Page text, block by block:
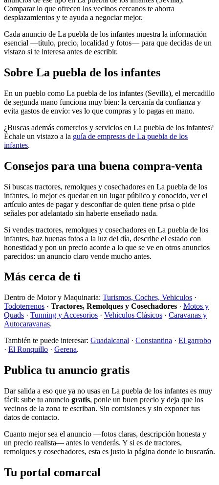
Comparar lo que ofrecen los vecinos cercanos te ahorra
desplazamientos y te ayuda a negociar mejor.
Cada anuncio de La puebla de los infantes muestra la información
esencial —título, precio, localidad y fotos— para que decidas de un
vistazo si te interesa antes de escribir.
Sobre La puebla de los infantes
En un pueblo como La puebla de los infantes (Sevilla), el mercadillo
de segunda mano funciona muy bien: la cercanía da confianza y
evita gastos de envío: ves lo que compras y lo pagas en mano.
¿Buscas además comercios y servicios en La puebla de los infantes?
Échale un vistazo a la guía de empresas de La puebla de los
infantes.
Consejos para una buena compra-venta
Si buscas tractores, remolques y cosechadores en La puebla de los
infantes, lo mejor es quedar en un lugar público y conocido, ver el
artículo antes de pagar y desconfiar de quien tiene prisa o pide
señales por adelantado sin haberte enseñado nada.
Si vendes tractores, remolques y cosechadores en La puebla de los
infantes, haz buenas fotos a la luz del día, describe el estado con
honestidad y pon un precio acorde a lo que se ve en otros anuncios
parecidos: un anuncio claro vende mucho antes.
Más cerca de ti
Dentro de Motor y Maquinaria: Turismos, Coches, Vehiculos ·
Todoterrenos · Tractores, Remolques y Cosechadores · Motos y
Quads · Tunning y Accesorios · Vehiculos Clásicos · Caravanas y
Autocaravanas.
También te puede interesar: Guadalcanal · Constantina · El garrobo
· El Ronquillo · Gerena.
Publica tu anuncio gratis
Dar salida a eso que ya no usas en La puebla de los infantes es muy
fácil: sube tu anuncio gratis, ponle un buen precio y deja que los
vecinos de la zona te escriban. Sin comisiones y sin exponer tus
datos de contacto.
Cuanto mejor sea el anuncio —fotos claras, descripción honesta y
un precio realista— antes lo venderás. Y si es de tractores,
remolques y cosechadores, esta es justo la página donde lo buscarán.
Tu portal comarcal